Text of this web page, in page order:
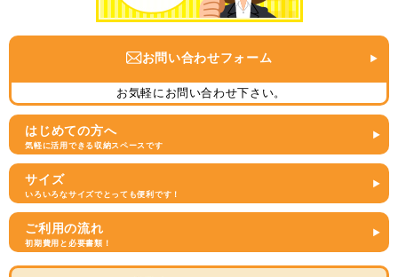
お問い合わせフォーム
お気軽にお問い合わせ下さい。
はじめての方へ
気軽に活用できる収納スペースです
サイズ
いろいろなサイズでとっても便利です！
ご利用の流れ
初期費用と必要書類！